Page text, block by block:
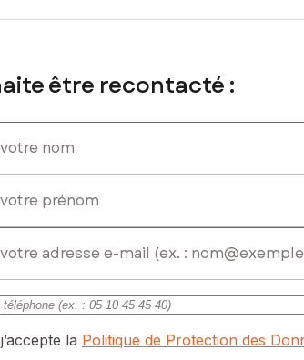
être recontacté :
nom
prénom
la Politique de Protection des